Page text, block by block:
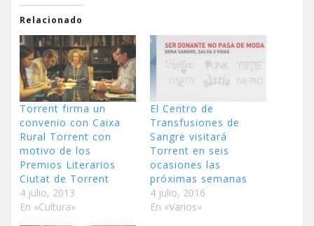
Relacionado
Torrent firma un
convenio con Caixa
Rural Torrent con
motivo de los
Premios Literarios
Ciutat de Torrent
4 julio, 2013
En «Cultura»
El Centro de
Transfusiones de
Sangre visitará
Torrent en seis
ocasiones las
próximas semanas
4 julio, 2016
En «Varios»